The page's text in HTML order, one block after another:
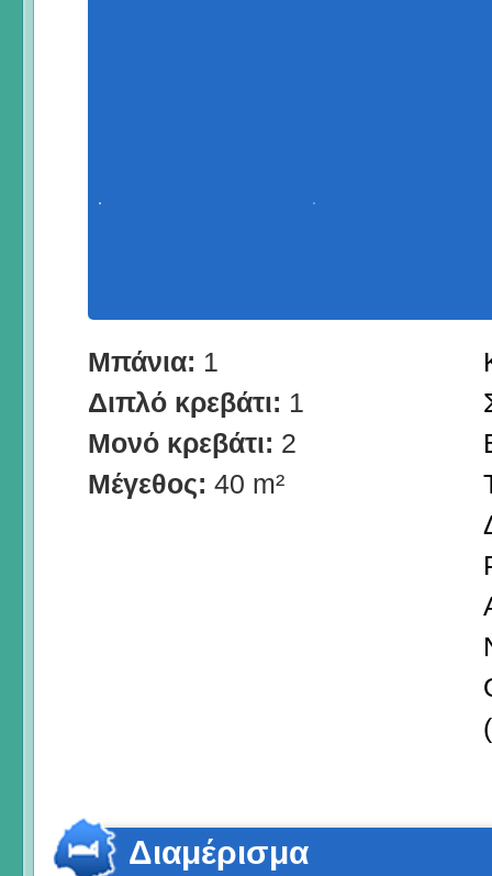
Μπάνια: 1
Διπλό κρεβάτι: 1
Μονό κρεβάτι: 2
Μέγεθος: 40 m²
Διαμέρισμα